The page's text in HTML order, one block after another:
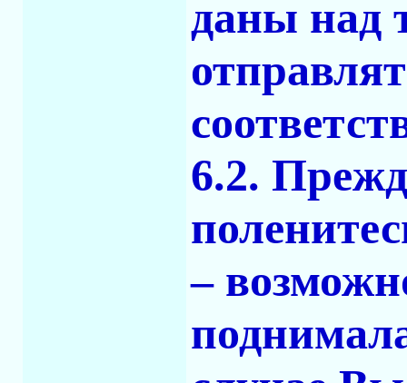
даны над
6.2.
–